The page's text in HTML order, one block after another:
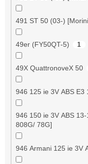
491 ST 50 (03-)
49er (FY50QT-5) 1
49X QuattronoveX 50
946 125 ie 3V ABS E3
946 150 ie 3V ABS
808G/ 78G]
946 Armani 125 ie 3V